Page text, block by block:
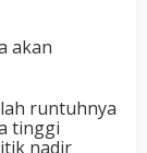
akan
runtuhnya
tinggi
nadir